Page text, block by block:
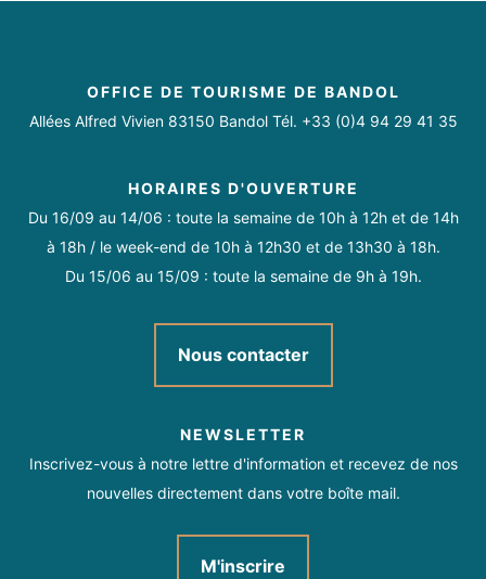
Dimanche Ouvert
Lave vaisselle Réfrigérateur Chauffage électrique
OFFICE DE TOURISME DE BANDOL
Allées Alfred Vivien 83150 Bandol Tél. +33 (0)4 94 29 41 35
HORAIRES D'OUVERTURE
Du 16/09 au 14/06 : toute la semaine de 10h à 12h et de 14h
à 18h / le week-end de 10h à 12h30 et de 13h30 à 18h.
Du 15/06 au 15/09 : toute la semaine de 9h à 19h.
Nous contacter
NEWSLETTER
Inscrivez-vous à notre lettre d'information et recevez de nos
nouvelles directement dans votre boîte mail.
M'inscrire